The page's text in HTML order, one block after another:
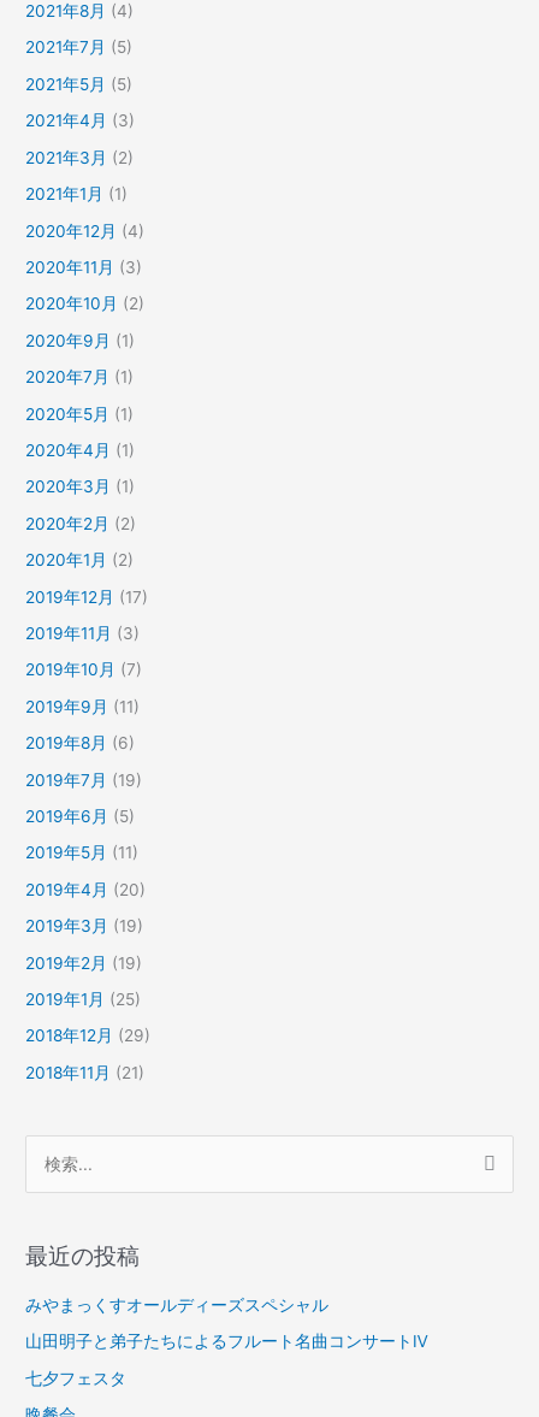
2021年8月 (4)
2021年7月 (5)
2021年5月 (5)
2021年4月 (3)
2021年3月 (2)
2021年1月 (1)
2020年12月 (4)
2020年11月 (3)
2020年10月 (2)
2020年9月 (1)
2020年7月 (1)
2020年5月 (1)
2020年4月 (1)
2020年3月 (1)
2020年2月 (2)
2020年1月 (2)
2019年12月 (17)
2019年11月 (3)
2019年10月 (7)
2019年9月 (11)
2019年8月 (6)
2019年7月 (19)
2019年6月 (5)
2019年5月 (11)
2019年4月 (20)
2019年3月 (19)
2019年2月 (19)
2019年1月 (25)
2018年12月 (29)
2018年11月 (21)
象
:
最近の投稿
みやまっくすオールディーズスペシャル
山田明子と弟子たちによるフルート名曲コンサートⅣ
七夕フェスタ